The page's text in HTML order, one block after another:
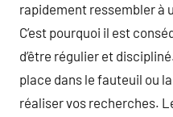
rapidement ressembler à
C’est pourquoi il est
d’être régulier et
place dans le fauteuil ou
réaliser vos recherches.